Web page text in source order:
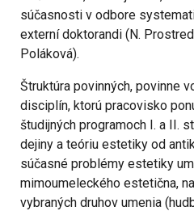
súčasnosti v odbore
externí doktorandi (N.
Poláková).
Štruktúra povinných, povinne
disciplín, ktorú pracovisko
študijných programoch I. a II.
dejiny a teóriu estetiky od
súčasné problémy estetiky
mimoumeleckého estetična,
vybraných druhov umenia